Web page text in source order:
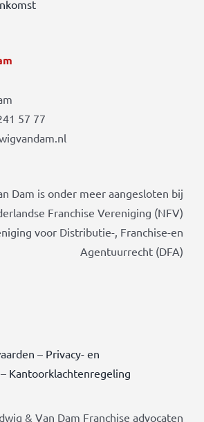
57 77
Dam is onder meer aangesloten bij
Franchise Vereniging (NFV)
voor Distributie-, Franchise-en
Agentuurrecht (DFA)
– Privacy- en
– Kantoorklachtenregeling
& Van Dam Franchise advocaten